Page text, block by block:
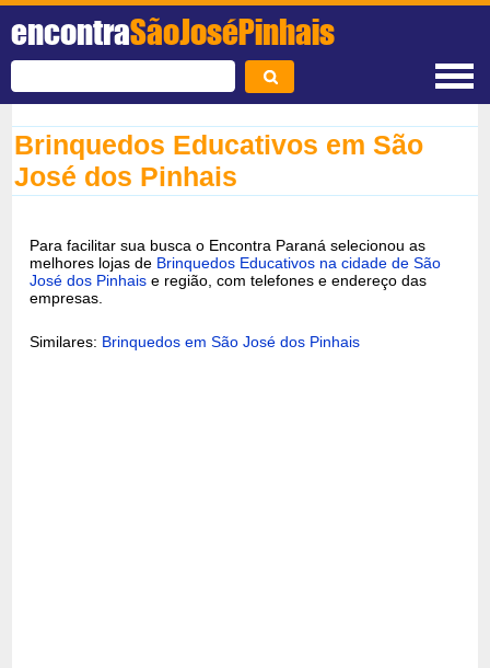
encontraSãoJoséPinhais
Brinquedos Educativos em São
José dos Pinhais
Para facilitar sua busca o Encontra Paraná selecionou as
melhores lojas de Brinquedos Educativos na cidade de São
José dos Pinhais e região, com telefones e endereço das
empresas.
Similares: Brinquedos em São José dos Pinhais